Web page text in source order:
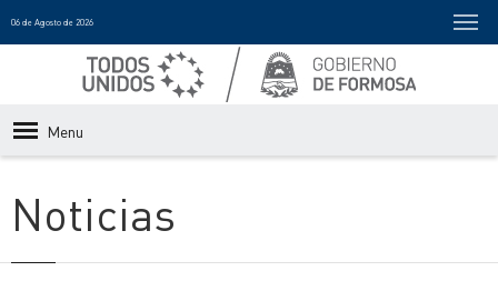
06 de Agosto de 2026
Menu
Noticias